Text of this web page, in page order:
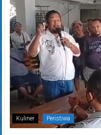
Kuliner Peristiwa